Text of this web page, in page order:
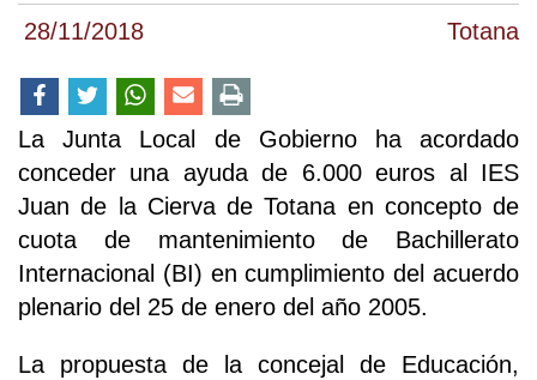
28/11/2018 Totana
La Junta Local de Gobierno ha acordado
conceder una ayuda de 6.000 euros al IES
Juan de la Cierva de Totana en concepto de
cuota de mantenimiento de Bachillerato
Internacional (BI) en cumplimiento del acuerdo
plenario del 25 de enero del año 2005.
La propuesta de la concejal de Educación,